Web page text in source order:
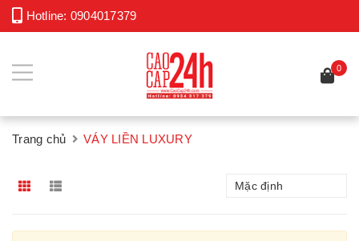
Hotline: 0904017379
0
Trang chủ VÁY LIỀN LUXURY
Mặc định